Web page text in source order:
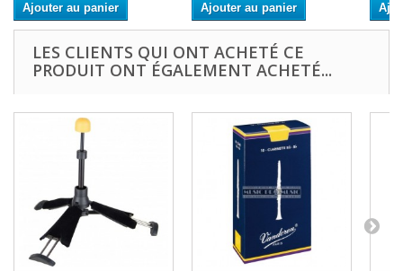
Ajouter au panier Ajouter au panier
LES CLIENTS QUI ONT ACHETÉ CE
PRODUIT ONT ÉGALEMENT ACHETÉ...